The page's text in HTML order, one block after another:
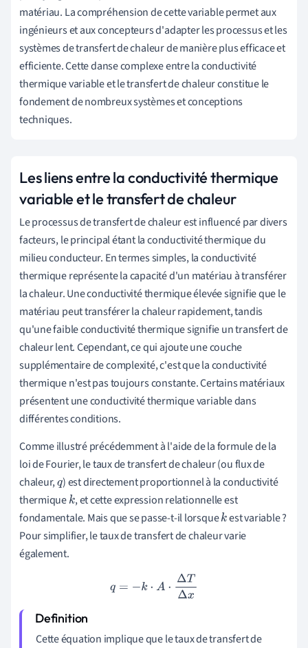
matériau. La compréhension de cette variable permet aux
ingénieurs et aux concepteurs d'adapter les processus et les
systèmes de transfert de chaleur de manière plus efficace et
efficiente. Cette danse complexe entre la conductivité
thermique variable et le transfert de chaleur constitue le
fondement de nombreux systèmes et conceptions
techniques.
Les liens entre la conductivité thermique
variable et le transfert de chaleur
Le processus de transfert de chaleur est influencé par divers
facteurs, le principal étant la conductivité thermique du
milieu conducteur. En termes simples, la conductivité
thermique représente la capacité d'un matériau à transférer
la chaleur. Une conductivité thermique élevée signifie que le
matériau peut transférer la chaleur rapidement, tandis
qu'une faible conductivité thermique signifie un transfert de
chaleur lent. Cependant, ce qui ajoute une couche
supplémentaire de complexité, c'est que la conductivité
thermique n'est pas toujours constante. Certains matériaux
présentent une conductivité thermique variable dans
différentes conditions.
Comme illustré précédemment à l'aide de la formule de la
loi de Fourier, le taux de transfert de chaleur (ou flux de
chaleur,q) est directement proportionnel à la conductivité
thermiquek, et cette expression relationnelle est
fondamentale. Mais que se passe-t-il lorsquekest variable ?
Pour simplifier, le taux de transfert de chaleur varie
également.
q =−k⋅A ⋅Δ T Δx
Cette équation implique que le taux de transfert de